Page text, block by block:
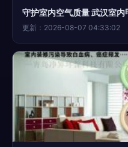
守护室内空气质量 武汉室
更新：2026-08-07 04:33:02